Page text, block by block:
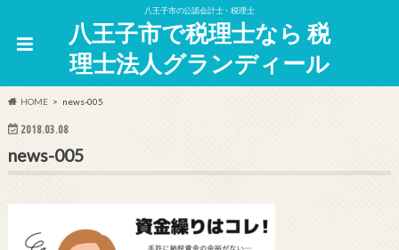
八王子市の公認会計士・税理士
八王子市で税理士なら 税
理士法人グランディール
HOME news-005
2018.03.08
news-005